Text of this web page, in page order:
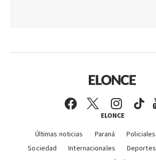
ELONCE
Últimas noticias Paraná Policiales
Sociedad
Internacionales Deportes